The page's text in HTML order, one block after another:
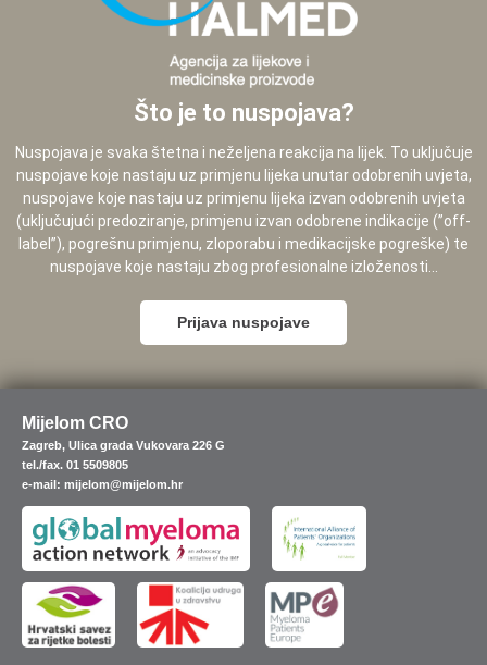
Što je to nuspojava?
Nuspojava je svaka štetna i neželjena reakcija na lijek. To uključuje
nuspojave koje nastaju uz primjenu lijeka unutar odobrenih uvjeta,
nuspojave koje nastaju uz primjenu lijeka izvan odobrenih uvjeta
(uključujući predoziranje, primjenu izvan odobrene indikacije (”off-
label”), pogrešnu primjenu, zloporabu i medikacijske pogreške) te
nuspojave koje nastaju zbog profesionalne izloženosti...
Prijava nuspojave
Mijelom CRO
Zagreb, Ulica grada Vukovara 226 G
tel./fax. 01 5509805
e-mail: mijelom@mijelom.hr